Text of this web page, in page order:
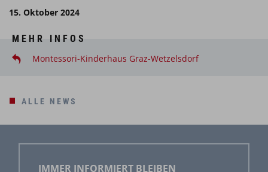
15. Oktober 2024
MEHR INFOS
Montessori-Kinderhaus Graz-Wetzelsdorf
ALLE NEWS
IMMER INFORMIERT BLEIBEN